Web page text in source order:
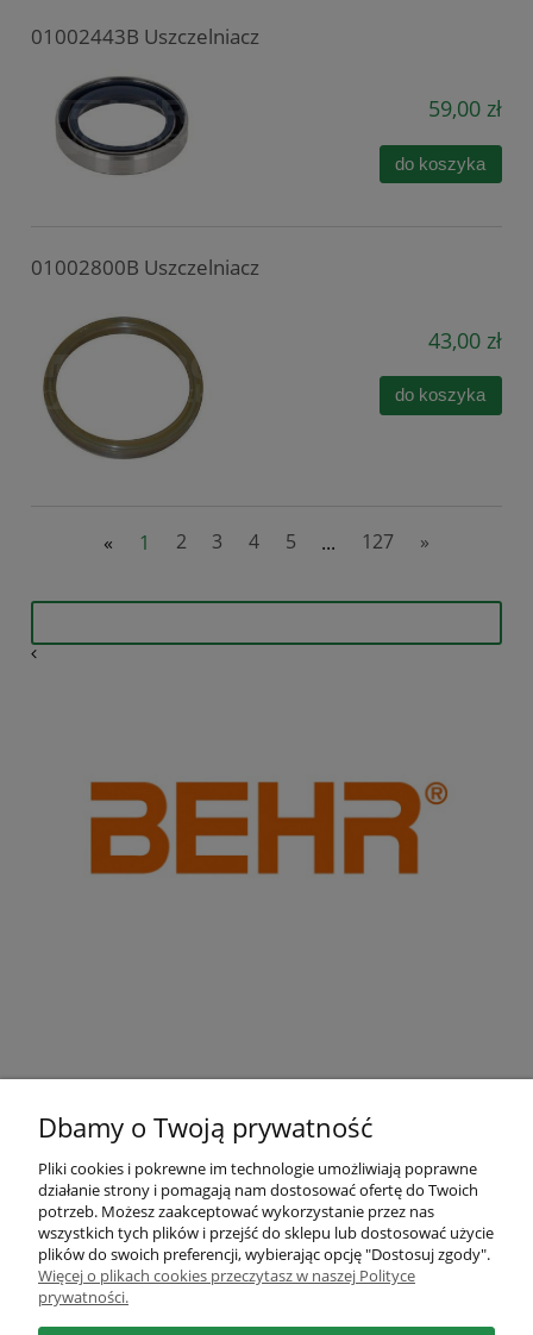
01002443B Uszczelniacz
59,00 zł
do koszyka
01002800B Uszczelniacz
43,00 zł
do koszyka
« 1 2 3 4 5 ... 127 »
Pomoc
Moje konto
Płatności i dostawa
Dbamy o Twoją prywatność
Pliki cookies i pokrewne im technologie umożliwiają poprawne
działanie strony i pomagają nam dostosować ofertę do Twoich
potrzeb. Możesz zaakceptować wykorzystanie przez nas
wszystkich tych plików i przejść do sklepu lub dostosować użycie
plików do swoich preferencji, wybierając opcję "Dostosuj zgody".
Więcej o plikach cookies przeczytasz w naszej Polityce
prywatności.